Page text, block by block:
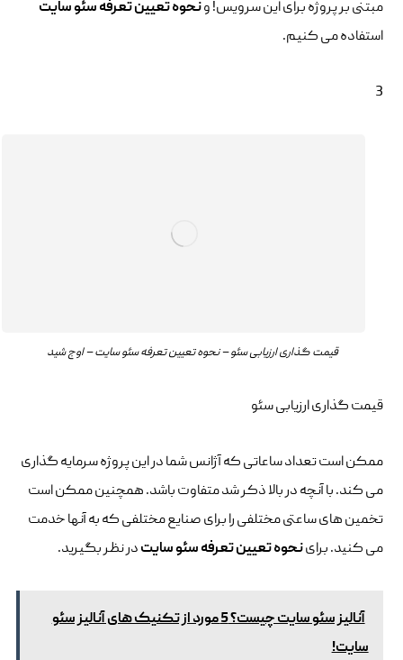
مبتنی بر پروژه برای این سرویس! ونحوهتعیین تعرفه سئو سایت
استفاده می کنیم.
3
قیمت گذاری ارزیابی سئو – نحوه تعیین تعرفه سئو سایت – اوج شید
قیمت گذاری ارزیابی سئو
ممکن است تعداد ساعاتی که آژانس شما در این پروژه سرمایه گذاری
می کند. با آنچه در بالا ذکر شد متفاوت باشد. همچنین ممکن است
تخمین های ساعتی مختلفی را برای صنایع مختلفی که به آنها خدمت
می کنید. براینحوهتعیین تعرفه سئو سایتدر نظر بگیرید.
آنالیز سئو سایت چیست؟ 5 مورد از تکنیک های آنالیز سئو
سایت!